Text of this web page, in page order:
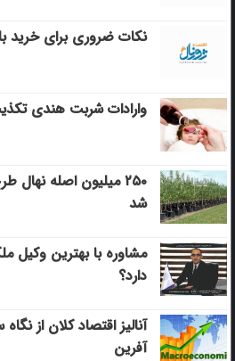
نکات ضروری برای خرید
وارادات شربت هندی
۲۵۰ میلیون اصله نهال
شد
مشاوره با بهترین وکیل
دارد؟
آنالیز اقتصاد کلان از
آفرین